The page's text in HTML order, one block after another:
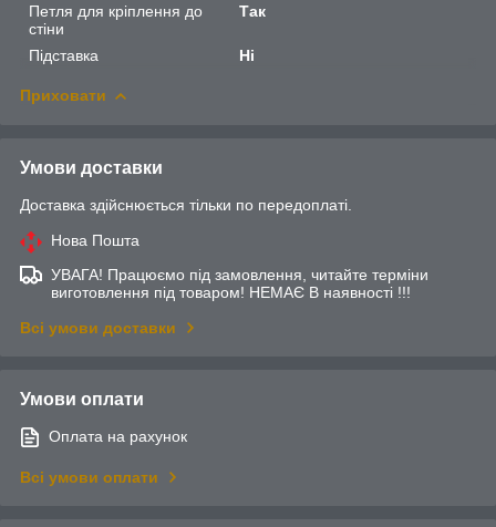
Петля для кріплення до
стіни
Так
Підставка Ні
Приховати
Умови доставки
Доставка здійснюється тільки по передоплаті.
Нова Пошта
УВАГА! Працюємо під замовлення, читайте терміни
виготовлення під товаром! НЕМАЄ В наявності !!!
Всі умови доставки
Умови оплати
Оплата на рахунок
Всі умови оплати